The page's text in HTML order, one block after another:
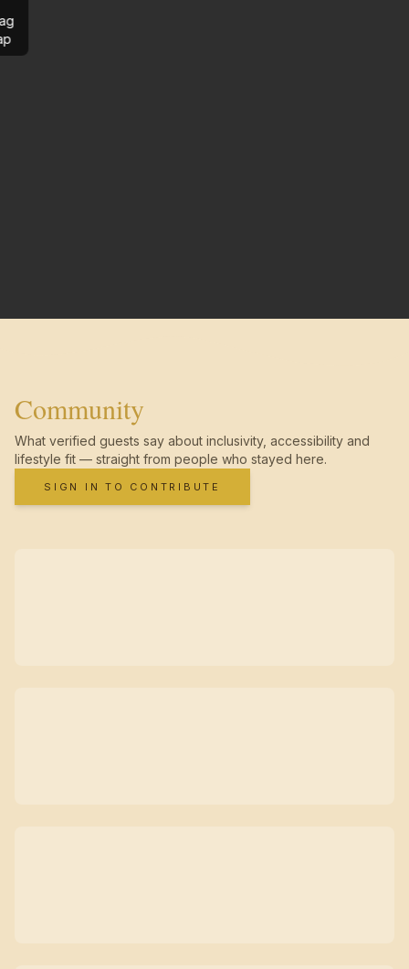
Community
What verified guests say about inclusivity, accessibility and
lifestyle fit — straight from people who stayed here.
SIGN IN TO CONTRIBUTE